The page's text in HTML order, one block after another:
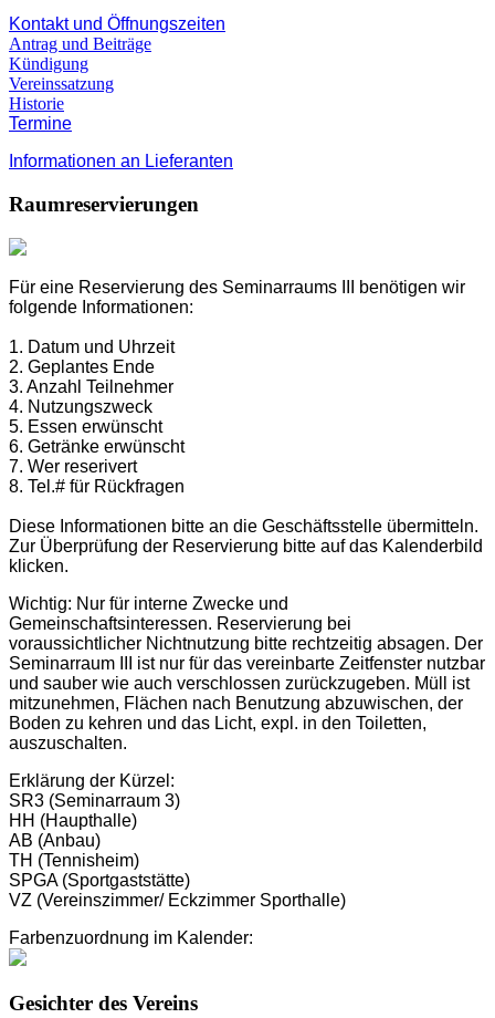
Kontakt und Öffnungszeiten
Antrag und Beiträge
Kündigung
Vereinssatzung
Historie
Termine
Informationen an Lieferanten
Raumreservierungen
Für eine Reservierung des Seminarraums III benötigen wir
folgende Informationen:
1. Datum und Uhrzeit
2. Geplantes Ende
3. Anzahl Teilnehmer
4. Nutzungszweck
5. Essen erwünscht
6. Getränke erwünscht
7. Wer reserivert
8. Tel.# für Rückfragen
Diese Informationen bitte an die Geschäftsstelle übermitteln.
Zur Überprüfung der Reservierung bitte auf das Kalenderbild
klicken.
Wichtig: Nur für interne Zwecke und
Gemeinschaftsinteressen. Reservierung bei
voraussichtlicher Nichtnutzung bitte rechtzeitig absagen. Der
Seminarraum III ist nur für das vereinbarte Zeitfenster nutzbar
und sauber wie auch verschlossen zurückzugeben. Müll ist
mitzunehmen, Flächen nach Benutzung abzuwischen, der
Boden zu kehren und das Licht, expl. in den Toiletten,
auszuschalten.
Erklärung der Kürzel:
SR3 (Seminarraum 3)
HH (Haupthalle)
AB (Anbau)
TH (Tennisheim)
SPGA (Sportgaststätte)
VZ (Vereinszimmer/ Eckzimmer Sporthalle)
Farbenzuordnung im Kalender:
Gesichter des Vereins